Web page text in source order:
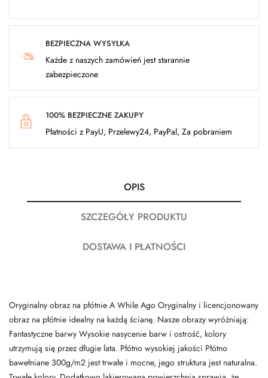
BEZPIECZNA WYSYŁKA
Każde z naszych zamówień jest starannie
zabezpieczone
100% BEZPIECZNE ZAKUPY
Płatności z PayU, Przelewy24, PayPal, Za pobraniem
OPIS
SZCZEGÓŁY PRODUKTU
DOSTAWA I PŁATNOŚCI
Oryginalny obraz na płótnie A While Ago Oryginalny i licencjonowany
obraz na płótnie idealny na każdą ścianę. Nasze obrazy wyróżniają:
Fantastyczne barwy Wysokie nasycenie barw i ostrość, kolory
utrzymują się przez długie lata. Płótno wysokiej jakości Płótno
bawełniane 300g/m2 jest trwałe i mocne, jego struktura jest naturalna.